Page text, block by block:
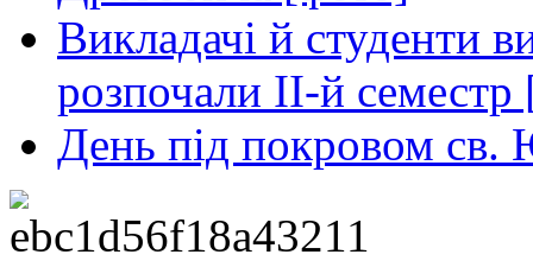
Викладачі й студенти
розпочали ІІ-й
День під покровом св.